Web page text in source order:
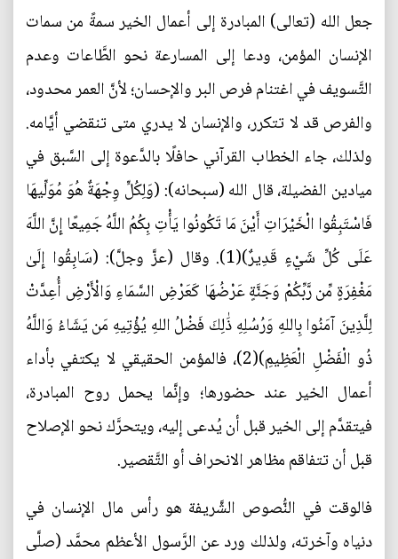
جعل الله (تعالى) المبادرة إلى أعمال الخير سمةً من سمات
الإنسان المؤمن، ودعا إلى المسارعة نحو الطَّاعات وعدم
التَّسويف في اغتنام فرص البر والإحسان؛ لأنَّ العمر محدود،
والفرص قد لا تتكرر، والإنسان لا يدري متى تنقضي أيَّامه.
ولذلك، جاء الخطاب القرآني حافلًا بالدَّعوة إلى السَّبق في
ميادين الفضيلة، قال الله (سبحانه): (وَلِكُلٍّ وِجْهَةٌ هُوَ مُوَلِّيهَا
فَاسْتَبِقُوا الْخَيْرَاتِ أَيْنَ مَا تَكُونُوا يَأْتِ بِكُمُ اللَّهُ جَمِيعًا إِنَّ اللَّهَ
عَلَى كُلِّ شَيْءٍ قَدِيرٌ)(1). وقال (عزَّ وجلَّ): (سَابِقُوا إِلَىٰ
مَغْفِرَةٍ مِّن رَّبِّكُمْ وَجَنَّةٍ عَرْضُهَا كَعَرْضِ السَّمَاءِ وَالْأَرْضِ أُعِدَّتْ
لِلَّذِينَ آمَنُوا بِاللهِ وَرُسُلِهِ ذَٰلِكَ فَضْلُ اللهِ يُؤْتِيهِ مَن يَشَاءُ وَاللَّهُ
ذُو الْفَضْلِ الْعَظِيمِ)(2)، فالمؤمن الحقيقي لا يكتفي بأداء
أعمال الخير عند حضورها؛ وإنَّما يحمل روح المبادرة،
فيتقدَّم إلى الخير قبل أن يُدعى إليه، ويتحرَّك نحو الإصلاح
قبل أن تتفاقم مظاهر الانحراف أو التَّقصير.
فالوقت في النُّصوص الشَّريفة هو رأس مال الإنسان في
دنياه وآخرته، ولذلك ورد عن الرَّسول الأعظم محمَّد (صلَّى